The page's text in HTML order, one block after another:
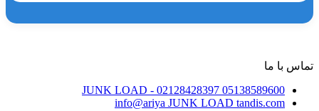
تماس با ما
05138589600
JUNK LOAD - 02128428397
info@ariya JUNK LOAD tandis.com